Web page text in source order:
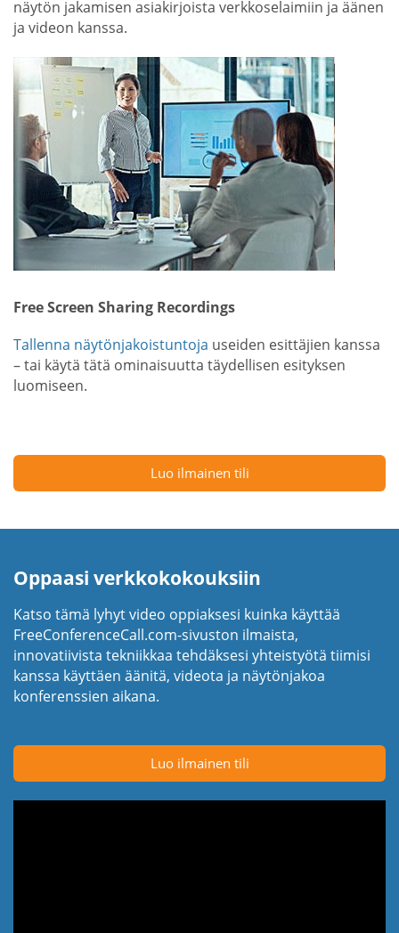
näytön jakamisen asiakirjoista verkkoselaimiin ja äänen
ja videon kanssa.
Free Screen Sharing Recordings
Tallenna näytönjakoistuntoja useiden esittäjien kanssa
– tai käytä tätä ominaisuutta täydellisen esityksen
luomiseen.
Luo ilmainen tili
Oppaasi verkkokokouksiin
Katso tämä lyhyt video oppiaksesi kuinka käyttää
FreeConferenceCall.com-sivuston ilmaista,
innovatiivista tekniikkaa tehdäksesi yhteistyötä tiimisi
kanssa käyttäen äänitä, videota ja näytönjakoa
konferenssien aikana.
Luo ilmainen tili